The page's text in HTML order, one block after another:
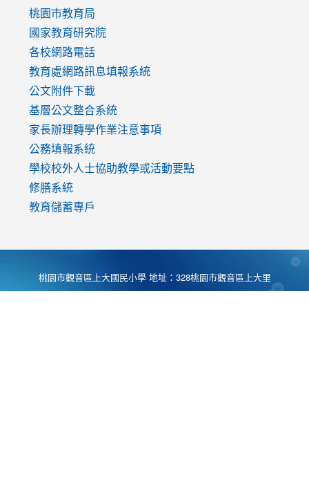
v=mfpNykQ0g4M
桃園市教育局
國家教育研究院
各校網路電話
教育處網路訊息填報系統
公文附件下載
基層公文整合系統
家長辦理轉學作業注意事項
公務填報系統
學校校外人士協助教學或活動要點
修膳系統
教育儲蓄專戶
桃園市觀音區上大國民小學 地址：328桃園市觀音區上大里